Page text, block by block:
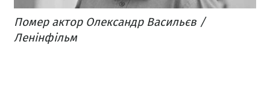
Помер актор Олександр Васильєв /
Ленінфільм